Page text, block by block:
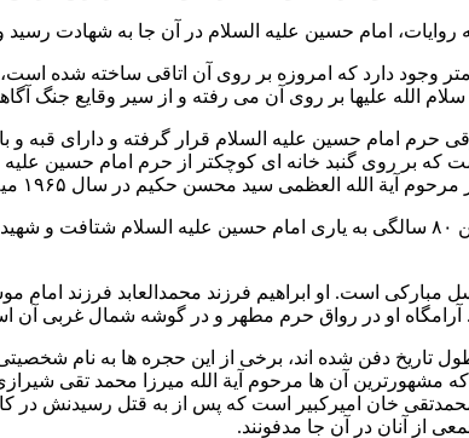
روایات، امام حسین علیه السلام در آن جا به شهادت رسید
الله علیها بر روى آن مى رفته و از سیر وقایع جنگ
حرم امام حسین علیه السلام قرار گرفته و داراى قبه
که بر روى گنبد خانه اى کوچکتر از حرم امام حسین
آیة الله العظمى سید محسن حکیم در سال ۱۹۶۵ میلادى در اصفهان ساخته شد.
مبارکى است. او ابراهیم فرزند محمدالعابد فرزند امام
آرامگاه او در رواق حرم مطهر و در گوشه شمال غربى آن
تاریخ دفن شده اند، برخى از این حجره ها به نام
آن ها مرحوم آیة الله میرزا محمد تقى
خان امیرکبیر است که پس از به قتل رسیدنش در
از آنان در آن جا مدفونند.